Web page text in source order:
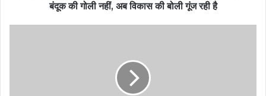
बंदूक की गोली नहीं, अब विकास की बोली गूंज रही है